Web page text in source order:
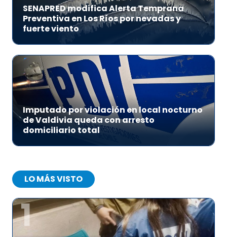
SENAPRED modifica Alerta Temprana
Preventiva en Los Ríos por nevadas y
fuerte viento
Imputado por violación en local nocturno
de Valdivia queda con arresto
domiciliario total
LO MÁS VISTO
1